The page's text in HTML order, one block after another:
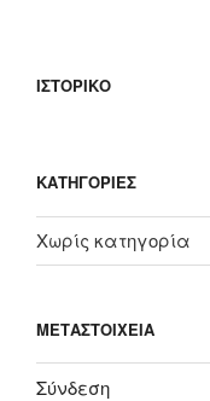
ΙΣΤΟΡΙΚΌ
KΑΤΗΓΟΡΊΕΣ
Χωρίς κατηγορία
ΜΕΤΑΣΤΟΙΧΕΊΑ
Σύνδεση